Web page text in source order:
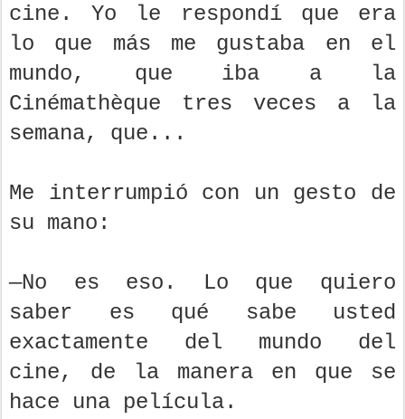
cine. Yo le respondí que era
lo que más me gustaba en el
mundo, que iba a la
Cinémathèque tres veces a la
semana, que...
Me interrumpió con un gesto de
su mano:
—No es eso. Lo que quiero
saber es qué sabe usted
exactamente del mundo del
cine, de la manera en que se
hace una película.